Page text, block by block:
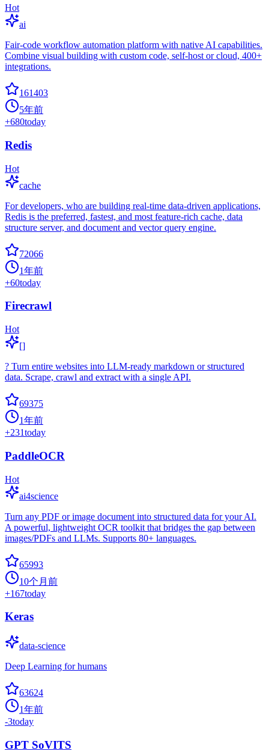
Hot
ai
Fair-code workflow automation platform with native AI capabilities.
Combine visual building with custom code, self-host or cloud, 400+
integrations.
161403
5年前
+680today
Redis
Hot
cache
For developers, who are building real-time data-driven applications,
Redis is the preferred, fastest, and most feature-rich cache, data
structure server, and document and vector query engine.
72066
1年前
+60today
Firecrawl
Hot
[]
? Turn entire websites into LLM-ready markdown or structured
data. Scrape, crawl and extract with a single API.
69375
1年前
+231today
PaddleOCR
Hot
ai4science
Turn any PDF or image document into structured data for your AI.
A powerful, lightweight OCR toolkit that bridges the gap between
images/PDFs and LLMs. Supports 80+ languages.
65993
10个月前
+167today
Keras
data-science
Deep Learning for humans
63624
1年前
-3today
GPT SoVITS